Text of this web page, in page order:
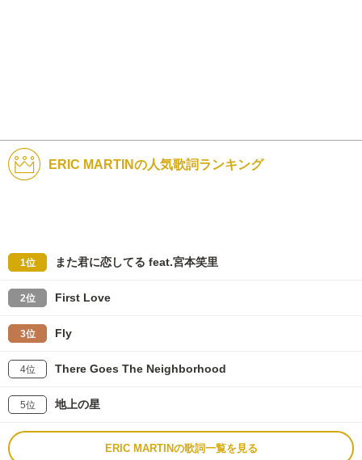
ERIC MARTINの人気歌詞ランキング
1位 また君に恋してる feat.宮本笑里
2位 First Love
3位 Fly
4位 There Goes The Neighborhood
5位 地上の星
ERIC MARTINの歌詞一覧を見る